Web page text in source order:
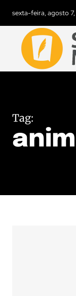
sexta-feira, agosto
Tag: